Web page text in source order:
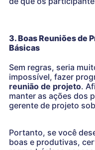
3. Boas Reuniões de
Básicas
Sem regras, seria
impossível, fazer
reunião de projeto.
manter as ações dos
gerente de projeto
Portanto, se você
boas e produtivas,